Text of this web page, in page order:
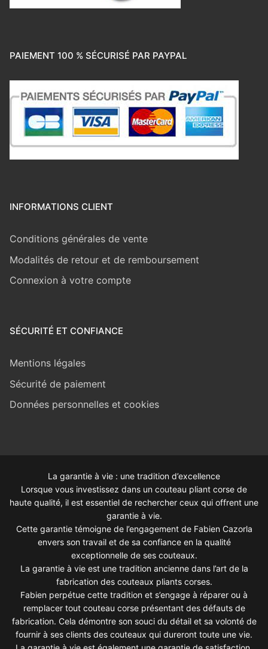
PAIEMENT 100 % SÉCURISÉ PAR PAYPAL
INFORMATIONS CLIENT
Conditions générales de vente
Modalités de retour et de remboursement
Connexion à votre compte
SÉCURITÉ ET CONFIANCE
Mentions légales
Sécurité de paiement
Données personnelles et cookies
La garantie à vie : une tradition d’excellence
Lorsque vous investissez dans un couteau pliant corse de
haute qualité, il est essentiel de rechercher ceux qui offrent une
garantie à vie.
Cette garantie témoigne de l’engagement de Fabien Cazorla
envers son travail et de sa confiance en la qualité
exceptionnelle de ses couteaux.
La garantie à vie est une tradition ancienne dans l’art de la
fabrication des couteaux pliants corses.
Fabien perpétue cette tradition et s’engage à réparer ou à
remplacer tout couteau corse présentant des défauts de
fabrication. Cela démontre son souci du détail et sa volonté de
fournir à ses clients des couteaux qui dureront toute une vie.